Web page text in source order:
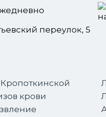
переулок, 5
крови